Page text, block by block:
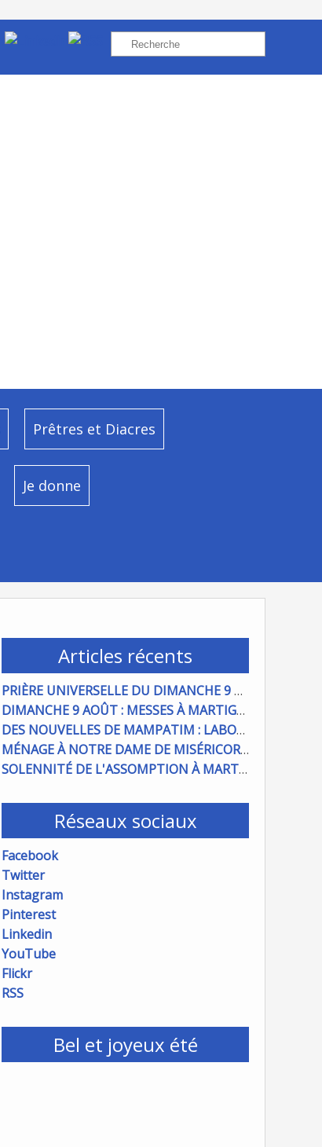
Prêtres et Diacres
Je donne
Articles récents
PRIÈRE UNIVERSELLE DU DIMANCHE 9 AOÜT
DIMANCHE 9 AOÛT : MESSES À MARTIGUES ET PORT DE BOUC
DES NOUVELLES DE MAMPATIM : LABOUR DU CHAMP PAROISSIAL
MÉNAGE À NOTRE DAME DE MISÉRICORDE : ON COMPTE SUR VOUS !
SOLENNITÉ DE L'ASSOMPTION À MARTIGUES ET PORT DE BOUC
Réseaux sociaux
Facebook
Twitter
Instagram
Pinterest
Linkedin
YouTube
Flickr
RSS
Bel et joyeux été